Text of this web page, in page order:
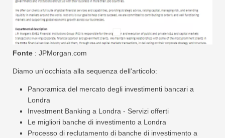
Fonte : JPMorgan.com
Diamo un'occhiata alla sequenza dell'articolo:
Panoramica del mercato degli investimenti bancari a
Londra
Investment Banking a Londra - Servizi offerti
Le migliori banche di investimento a Londra
Processo di reclutamento di banche di investimento a